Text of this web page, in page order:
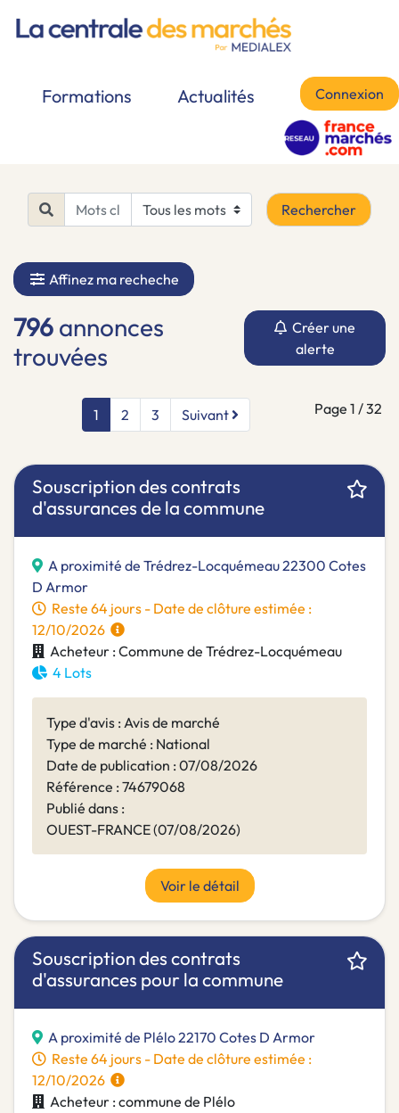
Formations Actualités Connexion
Rechercher
Affinez ma recheche
796 annonces
trouvées
Créer une
alerte
1 2 3 Suivant Page 1 / 32
Souscription des contrats
d'assurances de la commune
A proximité de Trédrez-Locquémeau 22300 Cotes
D Armor
Reste 64 jours - Date de clôture estimée :
12/10/2026
Acheteur : Commune de Trédrez-Locquémeau
4 Lots
Type d'avis : Avis de marché
Type de marché : National
Date de publication : 07/08/2026
Référence : 74679068
Publié dans :
OUEST-FRANCE (07/08/2026)
Voir le détail
Souscription des contrats
d'assurances pour la commune
A proximité de Plélo 22170 Cotes D Armor
Reste 64 jours - Date de clôture estimée :
12/10/2026
Acheteur : commune de Plélo